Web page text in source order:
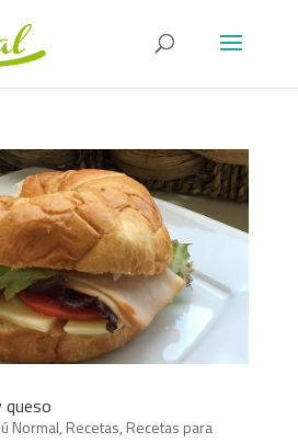
queso
Normal, Recetas, Recetas para